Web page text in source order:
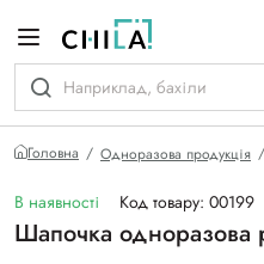
Головна Одноразова продукція
В наявності Код товару: 00199
Шапочка одноразова
гамі